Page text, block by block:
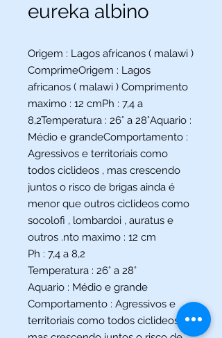
eureka albino
Origem : Lagos africanos ( malawi )
ComprimeOrigem : Lagos
africanos ( malawi ) Comprimento
maximo : 12 cmPh : 7,4 a
8,2Temperatura : 26° a 28°Aquario :
Médio e grandeComportamento :
Agressivos e territoriais como
todos ciclideos , mas crescendo
juntos o risco de brigas ainda é
menor que outros ciclideos como
socolofi , lombardoi , auratus e
outros .nto maximo : 12 cm
Ph : 7,4 a 8,2
Temperatura : 26° a 28°
Aquario : Médio e grande
Comportamento : Agressivos e
territoriais como todos ciclideos ,